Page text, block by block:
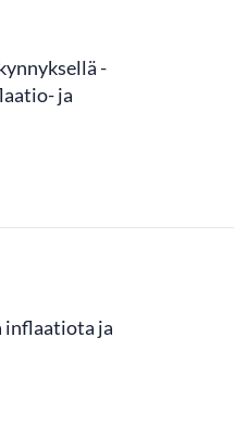
-
ja
inflaatiota ja